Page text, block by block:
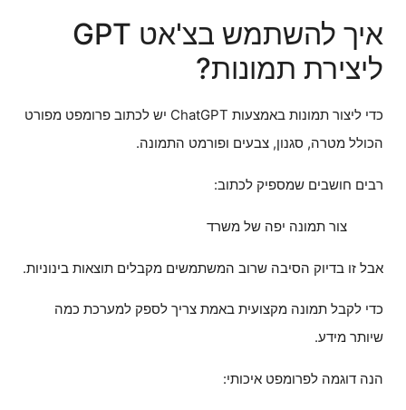
איך להשתמש בצ'אט GPT
ליצירת תמונות?
כדי ליצור תמונות באמצעות ChatGPT יש לכתוב פרומפט מפורט
הכולל מטרה, סגנון, צבעים ופורמט התמונה.
רבים חושבים שמספיק לכתוב:
צור תמונה יפה של משרד
אבל זו בדיוק הסיבה שרוב המשתמשים מקבלים תוצאות בינוניות.
כדי לקבל תמונה מקצועית באמת צריך לספק למערכת כמה
שיותר מידע.
הנה דוגמה לפרומפט איכותי: